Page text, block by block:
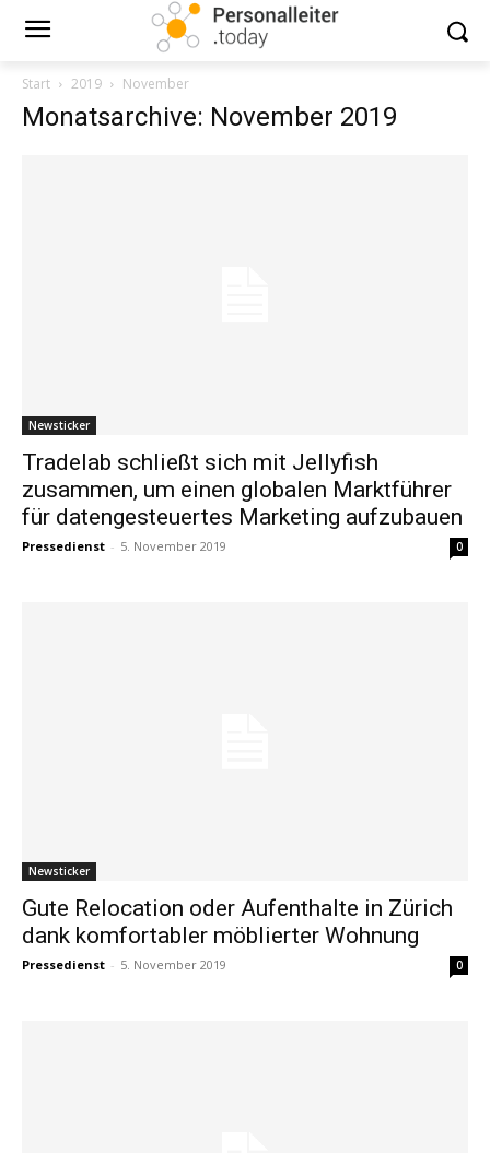
Start 2019 November
Monatsarchive: November 2019
Newsticker
Tradelab schließt sich mit Jellyfish
zusammen, um einen globalen Marktführer
für datengesteuertes Marketing aufzubauen
Pressedienst - 5. November 2019 0
Newsticker
Gute Relocation oder Aufenthalte in Zürich
dank komfortabler möblierter Wohnung
Pressedienst - 5. November 2019 0